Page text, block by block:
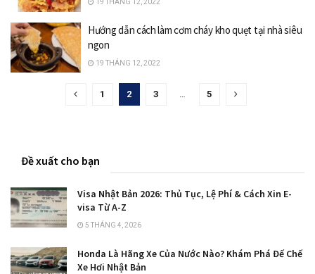
19 THÁNG 12, 2022
Hướng dẫn cách làm cơm cháy kho quẹt tại nhà siêu
ngon
19 THÁNG 12, 2022
1 2 3 … 5
Đề xuất cho bạn
Visa Nhật Bản 2026: Thủ Tục, Lệ Phí & Cách Xin E-
visa Từ A-Z
5 THÁNG 4, 2026
Honda Là Hãng Xe Của Nước Nào? Khám Phá Đế Chế
Xe Hơi Nhật Bản